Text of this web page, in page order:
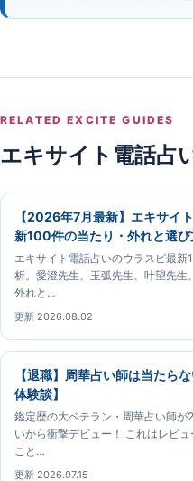
RELATED EXCITE GUIDES
エキサイト電話占
【2026年7月最新】エキサイ
新100件の当たり・外れと選び
エキサイト電話占いのウラスピ最
析。愛澄先生、玉弧先生、叶望先生
外れと…
更新 2026.08.02
【退職】周華占い師は当たら
体験談】
鑑定歴の大ベテラン・周華占い師
いから衝撃デビュー！ これはレビ
こと…
更新 2026.07.15